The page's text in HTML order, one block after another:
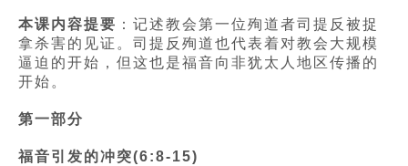
本课内容提要 ：记述教会第一位殉道者司提反被捉
拿杀害的见证。司提反殉道也代表着对教会大规模
逼迫的开始，但这也是福音向非犹太人地区传播的
开始。
第一部分
福音引发的冲突(6:8-15)